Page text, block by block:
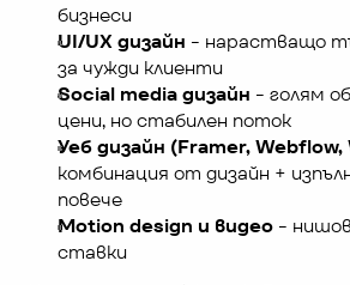
бизнеси
UI/UX дизайн - нарастващо
за чужди клиенти
Social media дизайн - голям
цени, но стабилен поток
Уеб дизайн (Framer,
комбинация от дизайн +
повече
Motion design и видео -
ставки